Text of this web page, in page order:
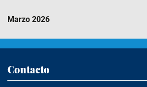
Marzo 2026
Contacto